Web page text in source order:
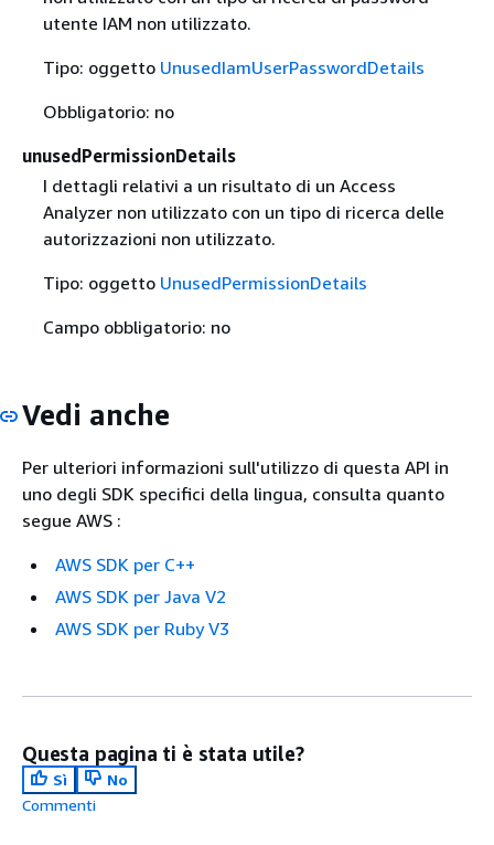
utente IAM non utilizzato.
Tipo: oggetto UnusedIamUserPasswordDetails
Obbligatorio: no
unusedPermissionDetails
I dettagli relativi a un risultato di un Access
Analyzer non utilizzato con un tipo di ricerca delle
autorizzazioni non utilizzato.
Tipo: oggetto UnusedPermissionDetails
Campo obbligatorio: no
Vedi anche
Per ulteriori informazioni sull'utilizzo di questa API in
uno degli SDK specifici della lingua, consulta quanto
segue AWS :
AWS SDK per C++
AWS SDK per Java V2
AWS SDK per Ruby V3
Questa pagina ti è stata utile?
Sì
No
Commenti